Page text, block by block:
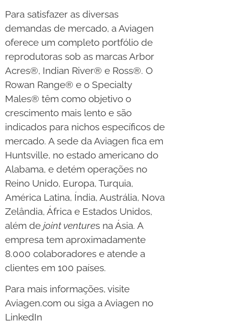
Para satisfazer as diversas
demandas de mercado, a Aviagen
oferece um completo portfólio de
reprodutoras sob as marcas Arbor
Acres®, Indian River® e Ross®. O
Rowan Range® e o Specialty
Males® têm como objetivo o
crescimento mais lento e são
indicados para nichos específicos de
mercado. A sede da Aviagen fica em
Huntsville, no estado americano do
Alabama, e detém operações no
Reino Unido, Europa, Turquia,
América Latina, Índia, Austrália, Nova
Zelândia, África e Estados Unidos,
além de joint ventures na Ásia. A
empresa tem aproximadamente
8.000 colaboradores e atende a
clientes em 100 países.
Para mais informações, visite
Aviagen.com ou siga a Aviagen no
LinkedIn